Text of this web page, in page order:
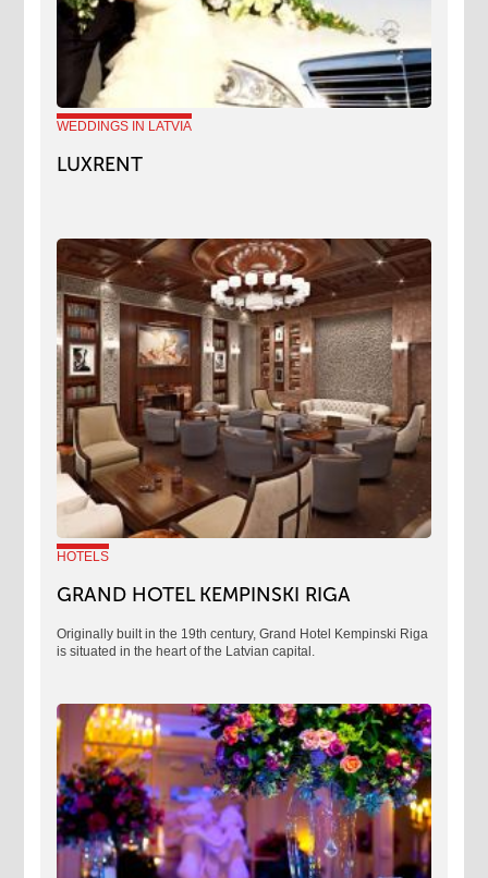
WEDDINGS IN LATVIA
LUXRENT
HOTELS
GRAND HOTEL KEMPINSKI RIGA
Originally built in the 19th century, Grand Hotel Kempinski Riga
is situated in the heart of the Latvian capital.